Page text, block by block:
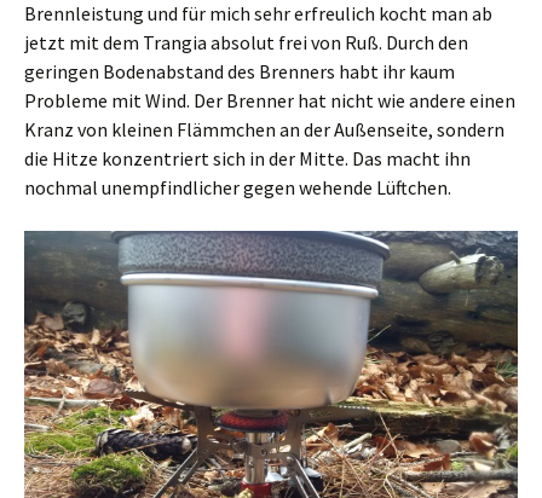
Brennleistung und für mich sehr erfreulich kocht man ab
jetzt mit dem Trangia absolut frei von Ruß. Durch den
geringen Bodenabstand des Brenners habt ihr kaum
Probleme mit Wind. Der Brenner hat nicht wie andere einen
Kranz von kleinen Flämmchen an der Außenseite, sondern
die Hitze konzentriert sich in der Mitte. Das macht ihn
nochmal unempfindlicher gegen wehende Lüftchen.